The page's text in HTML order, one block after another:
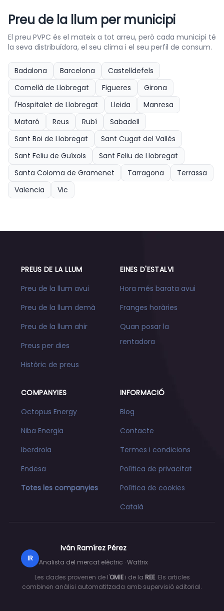
Preu de la llum per municipi
El preu PVPC és el mateix a tot arreu, però cada municipi té
la seva distribuïdora, el seu clima i el seu perfil de consum.
Badalona Barcelona
Castelldefels
Cornellà de Llobregat
Figueres
Girona
l'Hospitalet de Llobregat
Lleida
Manresa
Mataró
Reus Rubí
Sabadell
Sant Boi de Llobregat
Sant Cugat del Vallès
Sant Feliu de Guíxols
Sant Feliu de Llobregat
Santa Coloma de Gramenet
Tarragona
Terrassa
Valencia
Vic
PREUS DE LA LLUM
Preu de la llum avui
Preu de la llum demà
Preu de la llum ahir
Preus per dies
Històric de preus
EINES D'ESTALVI
Hora més barata avui
Franges horàries
Quan posar la
rentadora
COMPANYIES
Octopus Energy
Niba Energia
Iberdrola
Endesa
Totes les companyies
INFORMACIÓ
Blog
Contacte
Termes i condicions
Política de privacitat
Política de cookies
Català
IR
Iván Ramírez Pérez
Analista del mercat elèctric · Wattrix
Les dades provenen de l'OMIEi de la REE. Els articles
combinen anàlisi automatitzada amb supervisió editorial.